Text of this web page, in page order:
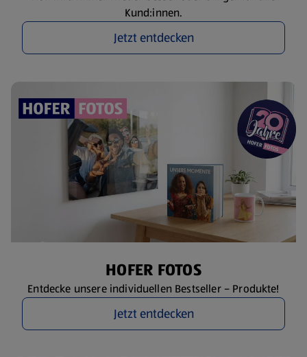
Kund:innen.
Jetzt entdecken
HOFER FOTOS
Entdecke unsere individuellen Bestseller – Produkte!
Jetzt entdecken